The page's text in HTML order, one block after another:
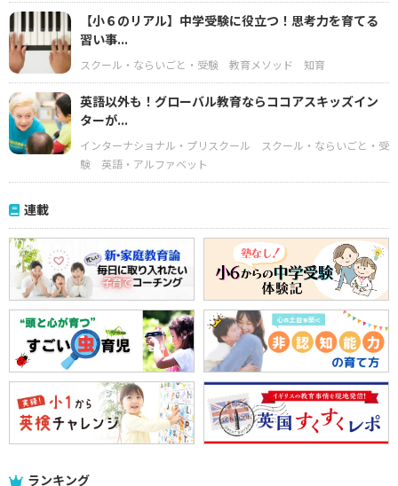
【小６のリアル】中学受験に役立つ！思考力を育てる
習い事...
スクール・ならいごと・受験 教育メソッド 知育
英語以外も！グローバル教育ならココアスキッズイン
ターが...
インターナショナル・プリスクール
スクール・ならいごと・受
験
英語・アルファベット
連載
ランキング